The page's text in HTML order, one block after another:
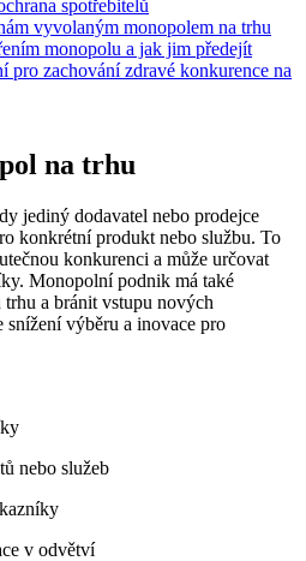
spotřebitelů
vyvolaným monopolem na trhu
monopolu a jak jim předejít
pro zachování zdravé konkurence na
na trhu
jediný dodavatel nebo prodejce
konkrétní produkt nebo službu. To
konkurenci a může určovat
Monopolní podnik má také
a bránit vstupu nových
snížení výběru a inovace pro
nebo služeb
v odvětví